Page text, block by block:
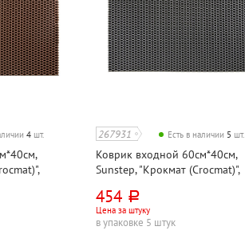
4 шт. 267931 Есть в наличии 5 шт.
Коврик входной 60см*40см,
Sunstep, "Крокмат (Crocmat)",
454 руб.
Цена за штуку
в упаковке 5 штук